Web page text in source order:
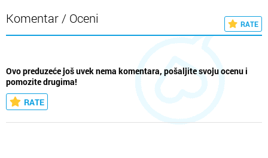
Komentar / Oceni RATE
Ovo preduzeće još uvek nema komentara, pošaljite svoju ocenu i
pomozite drugima!
RATE